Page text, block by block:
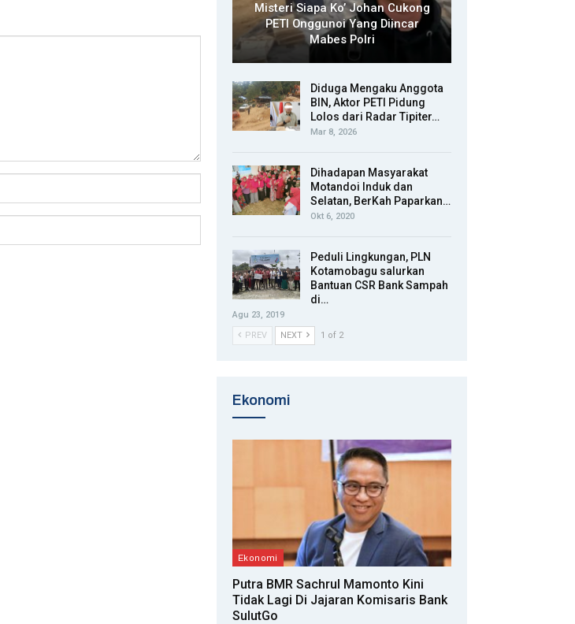
Misteri Siapa Ko’ Johan Cukong
PETI Onggunoi Yang Diincar
Mabes Polri
Diduga Mengaku Anggota
BIN, Aktor PETI Pidung
Lolos dari Radar Tipiter…
Mar 8, 2026
Dihadapan Masyarakat
Motandoi Induk dan
Selatan, BerKah Paparkan…
Okt 6, 2020
Peduli Lingkungan, PLN
Kotamobagu salurkan
Bantuan CSR Bank Sampah
di…
Agu 23, 2019
PREV
NEXT 1 of 2
Ekonomi
Ekonomi
Putra BMR Sachrul Mamonto Kini
Tidak Lagi Di Jajaran Komisaris Bank
SulutGo